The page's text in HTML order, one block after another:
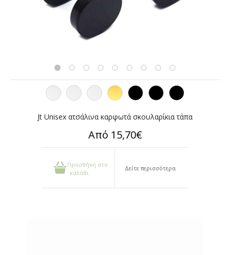
Jt Unisex ατσάλινα καρφωτά σκουλαρίκια τάπα
Από 15,70€
Προσθήκη στο
καλάθι
Δείτε περισσότερα